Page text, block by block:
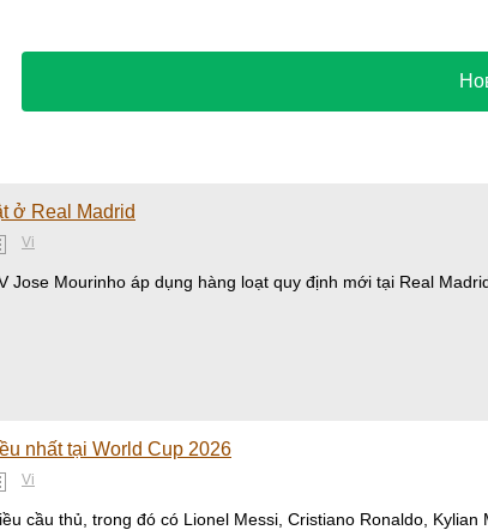
ở Real Madrid
Vi
Jose Mourinho áp dụng hàng loạt quy định mới tại Real
nhất tại World Cup 2026
Vi
cầu thủ, trong đó có Lionel Messi, Cristiano Ronaldo,